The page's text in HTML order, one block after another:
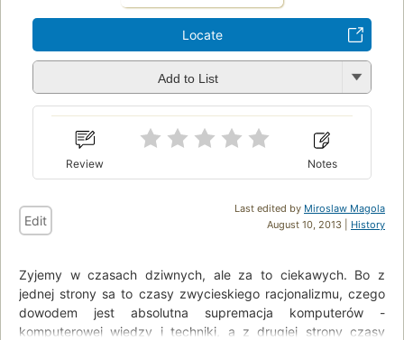
Locate
Add to List
Review Notes
Last edited by Miroslaw Magola
August 10, 2013 | History
Edit
Zyjemy w czasach dziwnych, ale za to ciekawych. Bo z
jednej strony sa to czasy zwycieskiego racjonalizmu, czego
dowodem jest absolutna supremacja komputerów -
komputerowej wiedzy i techniki, a z drugiej strony czasy